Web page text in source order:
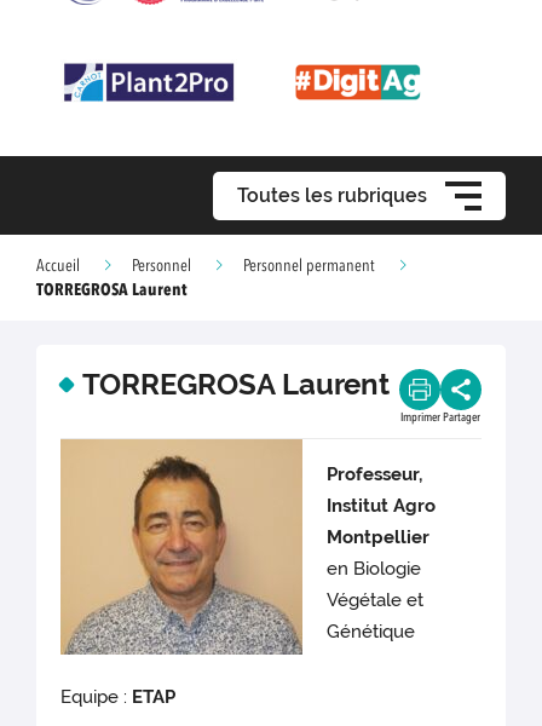
Toutes les rubriques
Accueil Personnel
Personnel permanent
TORREGROSA Laurent
TORREGROSA Laurent
Imprimer Partager
Professeur,
Institut Agro
Montpellier
en Biologie
Végétale et
Génétique
Equipe : ETAP